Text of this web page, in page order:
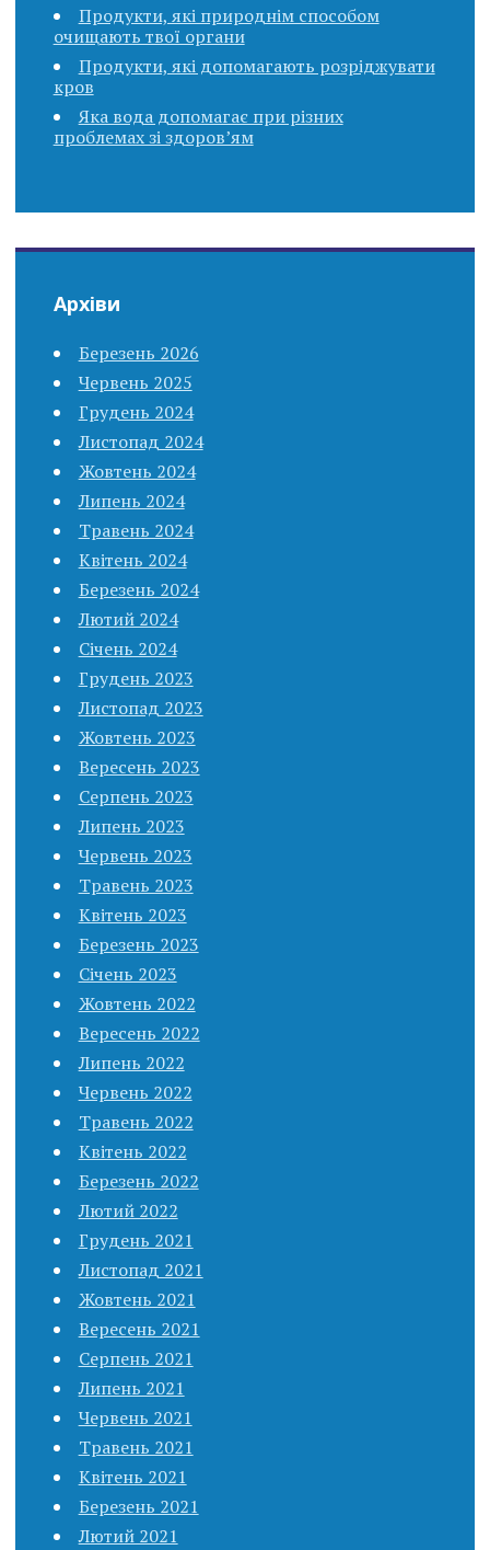
Продукти, які природнім способом
очищають твої органи
Продукти, які допомагають розріджувати
кров
Яка вода допомагає при різних
проблемах зі здоров’ям
Архіви
Березень 2026
Червень 2025
Грудень 2024
Листопад 2024
Жовтень 2024
Липень 2024
Травень 2024
Квітень 2024
Березень 2024
Лютий 2024
Січень 2024
Грудень 2023
Листопад 2023
Жовтень 2023
Вересень 2023
Серпень 2023
Липень 2023
Червень 2023
Травень 2023
Квітень 2023
Березень 2023
Січень 2023
Жовтень 2022
Вересень 2022
Липень 2022
Червень 2022
Травень 2022
Квітень 2022
Березень 2022
Лютий 2022
Грудень 2021
Листопад 2021
Жовтень 2021
Вересень 2021
Серпень 2021
Липень 2021
Червень 2021
Травень 2021
Квітень 2021
Березень 2021
Лютий 2021